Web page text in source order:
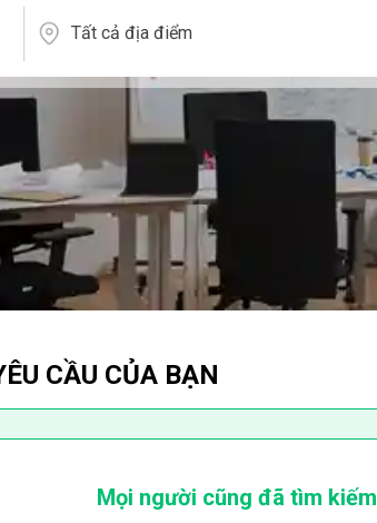
Tất cả địa điểm
CẦU CỦA BẠN
Mọi người cũng đã tìm kiếm